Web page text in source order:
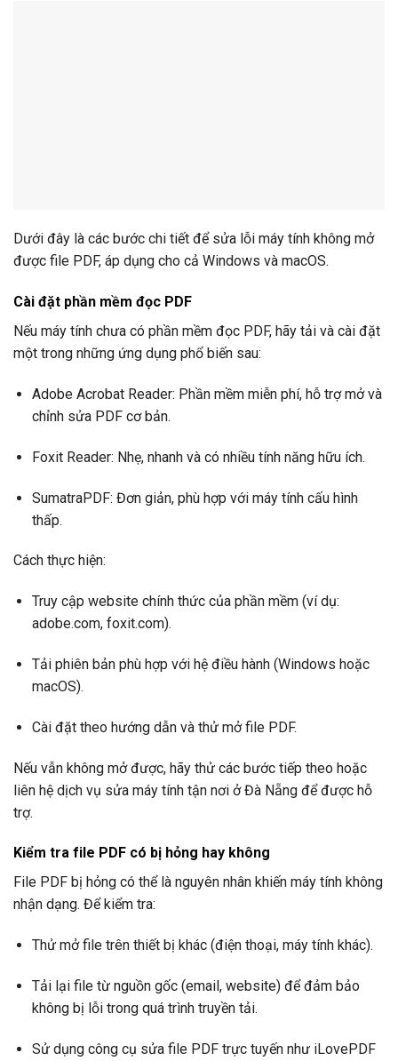
Dưới đây là các bước chi tiết để sửa lỗi máy tính không mở
được file PDF, áp dụng cho cả Windows và macOS.
Cài đặt phần mềm đọc PDF
Nếu máy tính chưa có phần mềm đọc PDF, hãy tải và cài đặt
một trong những ứng dụng phổ biến sau:
Adobe Acrobat Reader: Phần mềm miễn phí, hỗ trợ mở và
chỉnh sửa PDF cơ bản.
Foxit Reader: Nhẹ, nhanh và có nhiều tính năng hữu ích.
SumatraPDF: Đơn giản, phù hợp với máy tính cấu hình
thấp.
Cách thực hiện:
Truy cập website chính thức của phần mềm (ví dụ:
adobe.com, foxit.com).
Tải phiên bản phù hợp với hệ điều hành (Windows hoặc
macOS).
Cài đặt theo hướng dẫn và thử mở file PDF.
Nếu vẫn không mở được, hãy thử các bước tiếp theo hoặc
liên hệ dịch vụ sửa máy tính tận nơi ở Đà Nẵng để được hỗ
trợ.
Kiểm tra file PDF có bị hỏng hay không
File PDF bị hỏng có thể là nguyên nhân khiến máy tính không
nhận dạng. Để kiểm tra:
Thử mở file trên thiết bị khác (điện thoại, máy tính khác).
Tải lại file từ nguồn gốc (email, website) để đảm bảo
không bị lỗi trong quá trình truyền tải.
Sử dụng công cụ sửa file PDF trực tuyến như iLovePDF